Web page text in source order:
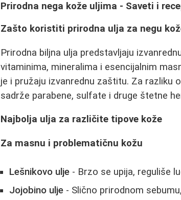
Prirodna nega kože uljima - Saveti i
Zašto koristiti prirodna ulja za negu
Prirodna biljna ulja predstavljaju
vitaminima, mineralima i esencijalnim
je i pružaju izvanrednu zaštitu. Za razliku
sadrže parabene, sulfate i druge štetne
Najbolja ulja za različite tipove kože
Za masnu i problematičnu kožu
Lešnikovo ulje - Brzo se upija, reguliše
Jojobino ulje - Slično prirodnom